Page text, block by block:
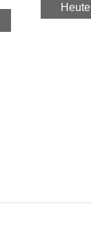
Heute